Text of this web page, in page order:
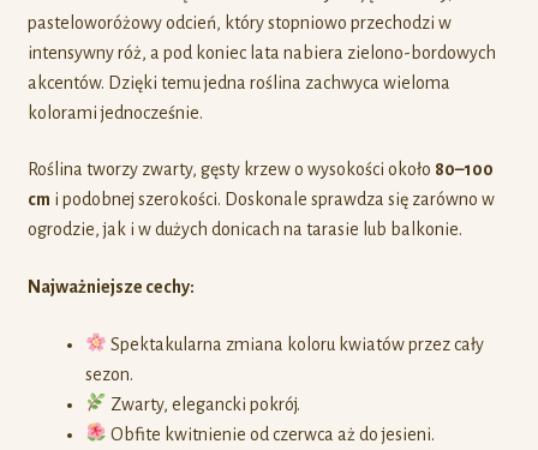
pasteloworóżowy odcień, który stopniowo przechodzi w
intensywny róż, a pod koniec lata nabiera zielono-bordowych
akcentów. Dzięki temu jedna roślina zachwyca wieloma
kolorami jednocześnie.
Roślina tworzy zwarty, gęsty krzew o wysokości około 80–100
cm i podobnej szerokości. Doskonale sprawdza się zarówno w
ogrodzie, jak i w dużych donicach na tarasie lub balkonie.
Najważniejsze cechy:
Spektakularna zmiana koloru kwiatów przez cały
sezon.
Zwarty, elegancki pokrój.
Obfite kwitnienie od czerwca aż do jesieni.